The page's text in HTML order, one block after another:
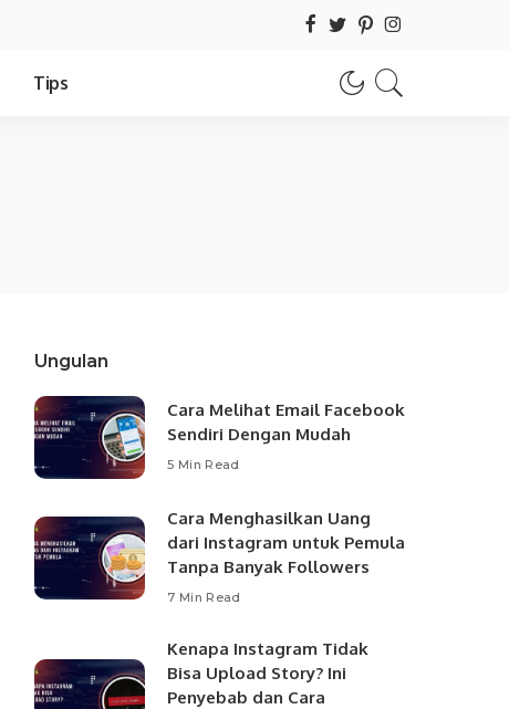
Tips
Ungulan
Cara Melihat Email Facebook
Sendiri Dengan Mudah
5 Min Read
Cara Menghasilkan Uang
dari Instagram untuk Pemula
Tanpa Banyak Followers
7 Min Read
Kenapa Instagram Tidak
Bisa Upload Story? Ini
Penyebab dan Cara